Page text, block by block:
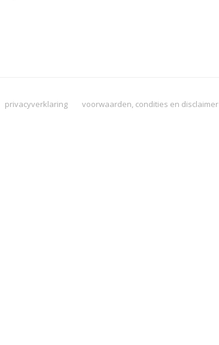
privacyverklaring voorwaarden, condities en disclaimer